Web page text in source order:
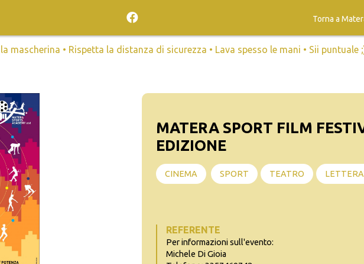
Torna a
la mascherina • Rispetta la distanza di sicurezza • Lava spesso le mani • Sii puntuale
MATERA SPORT FILM
EDIZIONE
CINEMA SPORT TEATRO
REFERENTE
Per informazioni sull'evento:
Michele Di Gioia